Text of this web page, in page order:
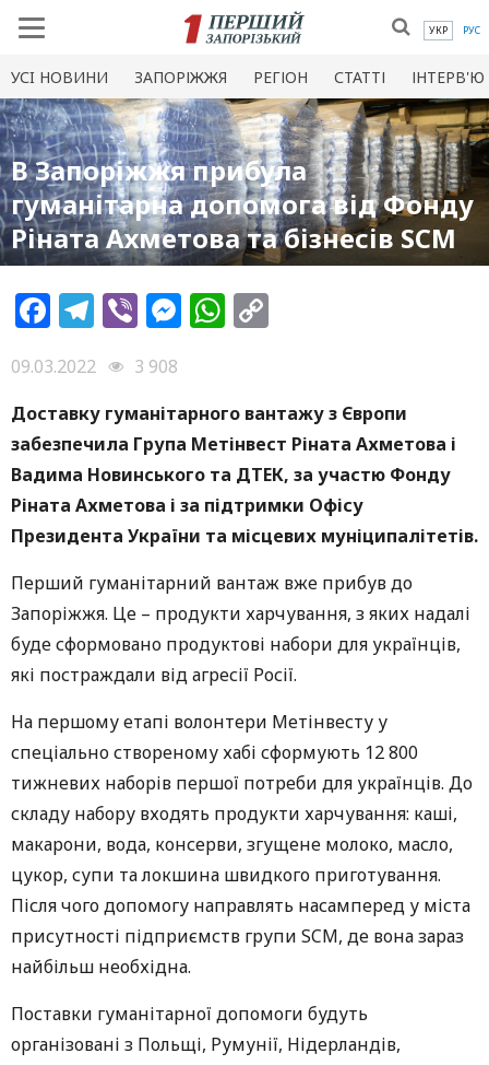
УКР РУС
УСI НОВИНИ ЗАПОРІЖЖЯ РЕГІОН СТАТТІ ІНТЕРВ'Ю
В Запоріжжя прибула
гуманітарна допомога від Фонду
Ріната Ахметова та бізнесів SCM
Facebook
Telegram
ViberMessenger
WhatsApp
09.03.2022
3 908
Доставку гуманітарного вантажу з Європи
забезпечила Група Метінвест Ріната Ахметова і
Вадима Новинського та ДТЕК, за участю Фонду
Ріната Ахметова і за підтримки Офісу
Президента України та місцевих муніципалітетів.
Перший гуманітарний вантаж вже прибув до
Запоріжжя. Це – продукти харчування, з яких надалі
буде сформовано продуктові набори для українців,
які постраждали від агресії Росії.
На першому етапі волонтери Метінвесту у
спеціально створеному хабі сформують 12 800
тижневих наборів першої потреби для українців. До
складу набору входять продукти харчування: каші,
макарони, вода, консерви, згущене молоко, масло,
цукор, супи та локшина швидкого приготування.
Після чого допомогу направлять насамперед у міста
присутності підприємств групи SCM, де вона зараз
найбільш необхідна.
Поставки гуманітарної допомоги будуть
організовані з Польщі, Румунії, Нідерландів,